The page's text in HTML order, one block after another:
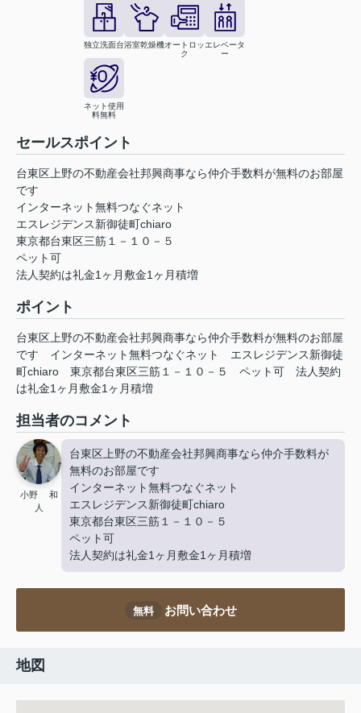
独立洗面台浴室乾燥機オートロッ
ク
エレベータ
ー
ネット使用
料無料
セールスポイント
台東区上野の不動産会社邦興商事なら仲介手数料が無料のお部屋
です
インターネット無料つなぐネット
エスレジデンス新御徒町chiaro
東京都台東区三筋１－１０－５
ペット可
法人契約は礼金1ヶ月敷金1ヶ月積増
ポイント
台東区上野の不動産会社邦興商事なら仲介手数料が無料のお部屋
です
インターネット無料つなぐネット
エスレジデンス新御徒
町chiaro
東京都台東区三筋１－１０－５ ペット可
法人契約
は礼金1ヶ月敷金1ヶ月積増
担当者のコメント
小野 和
人
台東区上野の不動産会社邦興商事なら仲介手数料が
無料のお部屋です
インターネット無料つなぐネット
エスレジデンス新御徒町chiaro
東京都台東区三筋１－１０－５
ペット可
法人契約は礼金1ヶ月敷金1ヶ月積増
無料 お問い合わせ
地図